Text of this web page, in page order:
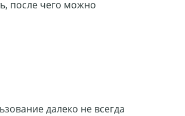
после чего можно
далеко не всегда